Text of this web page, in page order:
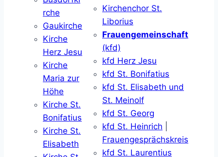
rche
Gaukirche
Kirche
Herz Jesu
Kirche
Maria zur
Höhe
Kirche St.
Bonifatius
Kirche St.
Elisabeth
Kirchenchor St.
Liborius
Frauengemeinschaft
(kfd)
kfd Herz Jesu
kfd St. Bonifatius
kfd St. Elisabeth und
St. Meinolf
kfd St. Georg
kfd St. Heinrich
Frauengesprächskreis
kfd St. Laurentius